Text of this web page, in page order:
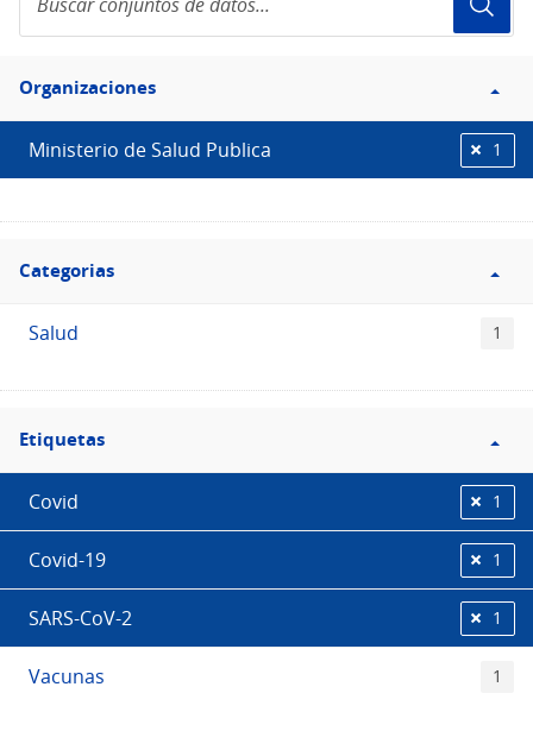
conjuntos
de
Filtro
Organizaciones
Organizaciones
Ministerio de Salud Publica 1
Filtro
Categorias
Categorias
Salud 1
Filtro
Etiquetas
Etiquetas
Covid 1
Covid-19 1
SARS-CoV-2 1
Vacunas 1